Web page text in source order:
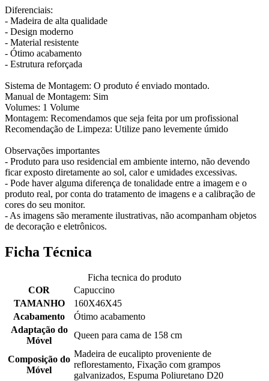
Diferenciais:
- Madeira de alta qualidade
- Design moderno
- Material resistente
- Ótimo acabamento
- Estrutura reforçada
Sistema de Montagem: O produto é enviado montado.
Manual de Montagem: Sim
Volumes: 1 Volume
Montagem: Recomendamos que seja feita por um profissional
Recomendação de Limpeza: Utilize pano levemente úmido
Observações importantes
- Produto para uso residencial em ambiente interno, não devendo
ficar exposto diretamente ao sol, calor e umidades excessivas.
- Pode haver alguma diferença de tonalidade entre a imagem e o
produto real, por conta do tratamento de imagens e a calibração de
cores do seu monitor.
- As imagens são meramente ilustrativas, não acompanham objetos
de decoração e eletrônicos.
Ficha Técnica
Ficha tecnica do produto
COR
Capuccino
TAMANHO
160X46X45
Acabamento
Ótimo acabamento
Adaptação do
Móvel
Queen para cama de 158 cm
Composição do
Móvel
Madeira de eucalipto proveniente de
reflorestamento, Fixação com grampos
galvanizados, Espuma Poliuretano D20